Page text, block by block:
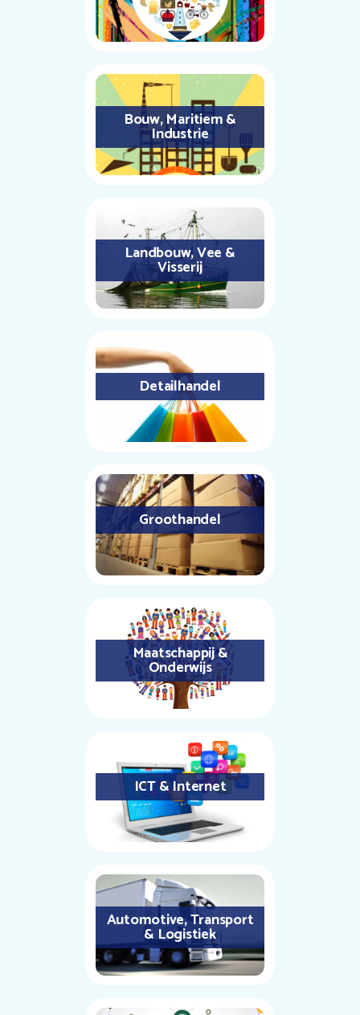
Bouw, Maritiem &
Industrie
Landbouw, Vee &
Visserij
Detailhandel
Groothandel
Maatschappij &
Onderwijs
ICT & Internet
Automotive, Transport
& Logistiek